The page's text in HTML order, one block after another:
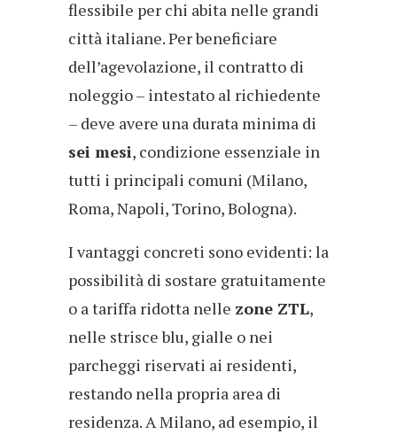
flessibile per chi abita nelle grandi
città italiane. Per beneficiare
dell’agevolazione, il contratto di
noleggio – intestato al richiedente
– deve avere una durata minima di
sei mesi, condizione essenziale in
tutti i principali comuni (Milano,
Roma, Napoli, Torino, Bologna).
I vantaggi concreti sono evidenti: la
possibilità di sostare gratuitamente
o a tariffa ridotta nelle zone ZTL,
nelle strisce blu, gialle o nei
parcheggi riservati ai residenti,
restando nella propria area di
residenza. A Milano, ad esempio, il